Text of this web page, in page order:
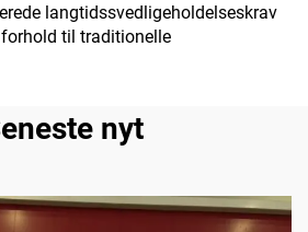
langtidssvedligeholdelseskrav
til traditionelle
nyt